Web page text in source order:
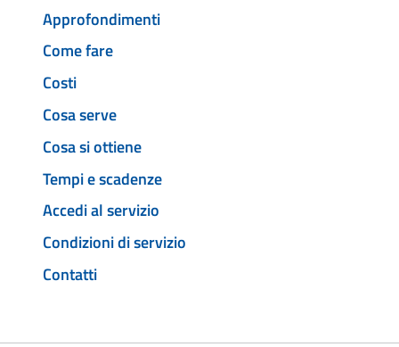
Approfondimenti
Come fare
Costi
Cosa serve
Cosa si ottiene
Tempi e scadenze
Accedi al servizio
Condizioni di servizio
Contatti